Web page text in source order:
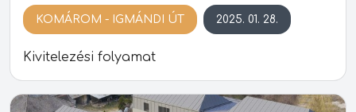
KOMÁROM - IGMÁNDI ÚT 2025. 01. 28.
Kivitelezési folyamat